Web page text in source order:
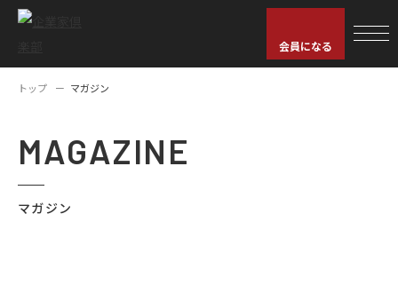
会員になる
トップ マガジン
MAGAZINE
マガジン